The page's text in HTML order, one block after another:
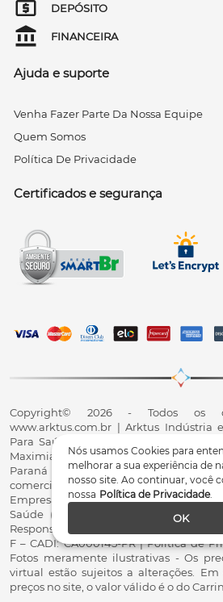
Nós usamos Cookies para
melhorar a sua experiência de
nosso site. Ao continuar, você
nossa Política de Privacidade.
OK
DEPÓSITO
FINANCEIRA
Ajuda e suporte
Venha Fazer Parte Da Nossa Equipe
Quem Somos
Política De Privacidade
Certificados e segurança
Copyright© 2026 - Todos os
www.arktus.com.br | Arktus Indústria
Para Saúde Ltda | CNPJ: 01.417.367/
Maximiano, 107, Parque Industrial II,
Paraná - CEP 85825-900 - Fale
comercial@arktus.com.br |
Empresa - AFE/ANVISA - Para
Saúde (Correlatos): 8.02.844-5
Responsável Técnico Dr. Alex Fernando
F – CADI: CA000145-PR | Política de
Fotos meramente ilustrativas - Os
virtual estão sujeitos a alterações.
preços no site, o valor válido é o do